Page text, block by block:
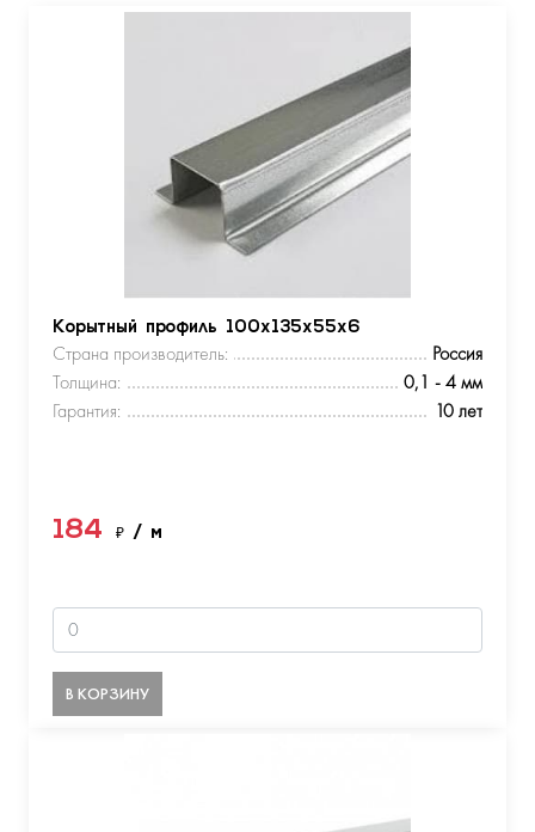
Корытный профиль 100х135х55х6
Страна производитель:
Россия
Толщина:
0,1 - 4 мм
Гарантия:
10 лет
184 ₽ / м
В КОРЗИНУ